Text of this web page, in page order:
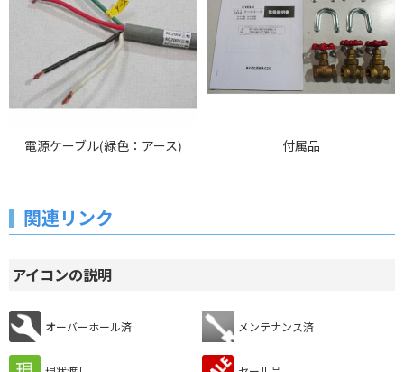
電源ケーブル(緑色：アース) 付属品
関連リンク
アイコンの説明
オーバーホール済 メンテナンス済